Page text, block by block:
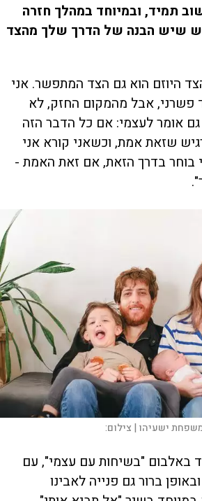
תמיד, ובמיוחד במהלך חזרה
שיש הבנה של הדרך שלך מהצד
היוזם הוא גם הצד המתפשר. אני
פשרני, אבל מהמקום החזק, לא
אומר לעצמי: אם כל הדבר הזה
שזאת אמת, וכשאני קורא אני
בוחר בדרך הזאת, אם זאת האמת -
ישעיהו | צילום:
באלבום "בשיחות עם עצמי", עם
ברור גם פנייה לאבינו